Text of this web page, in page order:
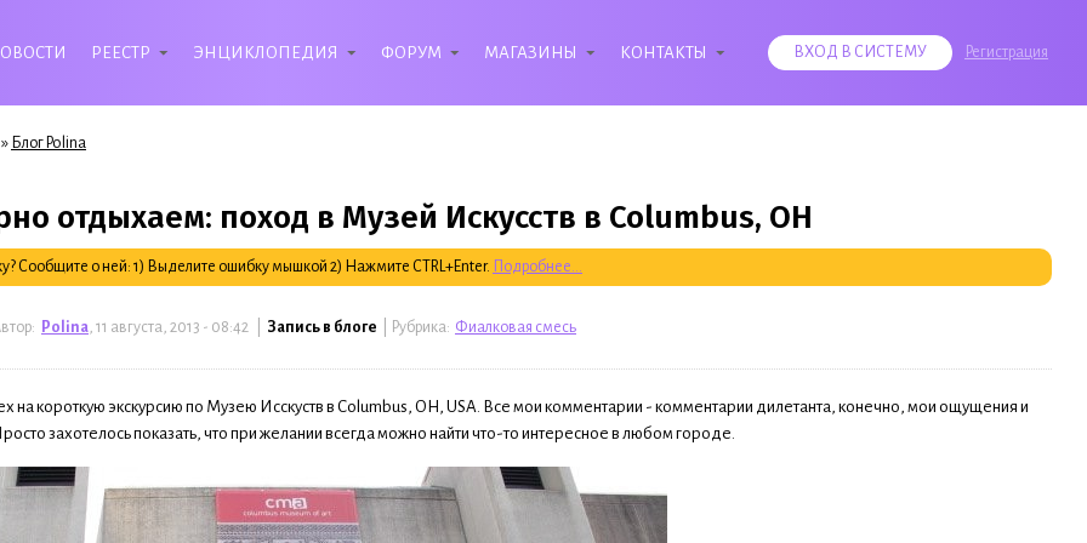
РЕЕСТР ЭНЦИКЛОПЕДИЯ ФОРУМ МАГАЗИНЫ КОНТАКТЫ ВХОД В СИСТЕМУ Регистрация
» Блог Polina
отдыхаем: поход в Музей Искусств в Columbus, OH
Сообщите о ней: 1) Выделите ошибку мышкой 2) Нажмите CTRL+Enter. Подробнее...
Polina , 11 августа, 2013 - 08:42 | Запись в блоге | Рубрика: Фиалковая смесь
на короткую экскурсию по Музею Исскуств в Columbus, OH, USA. Все мои комментарии - комментарии дилетанта, конечно, мои ощущения и
захотелось показать, что при желании всегда можно найти что-то интересное в любом городе.